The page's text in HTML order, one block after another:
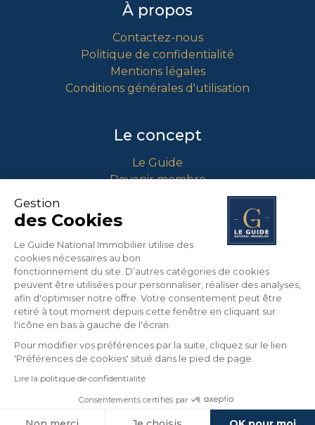
À propos
Contactez-nous
Politique de confidentialité
Mentions légales
Conditions générales d'utilisation
Le concept
Le Guide
Devenir membre
Comment intégrer le guide ?
Contact
info@guidenationalimmobilier.fr
04 90 01 71 64
453 Route Nationale 7
13670 VERQUIERES
France
©2026LE GUIDE NATIONAL IMMOBILIER. Tous
droits réservés.
Edité par la société du Guide National Immobilier
Gestion
des Cookies
Le Guide National Immobilier utilise des
cookies nécessaires au bon
fonctionnement du site. D’autres catégories de cookies
peuvent être utilisées pour personnaliser, réaliser des analyses,
afin d'optimiser notre offre. Votre consentement peut être
retiré à tout moment depuis cette fenêtre en cliquant sur
l'icône en bas à gauche de l'écran.
Pour modifier vos préférences par la suite, cliquez sur le lien
'Préférences de cookies' situé dans le pied de page.
Lire la politique de confidentialité
Consentements certifiés par